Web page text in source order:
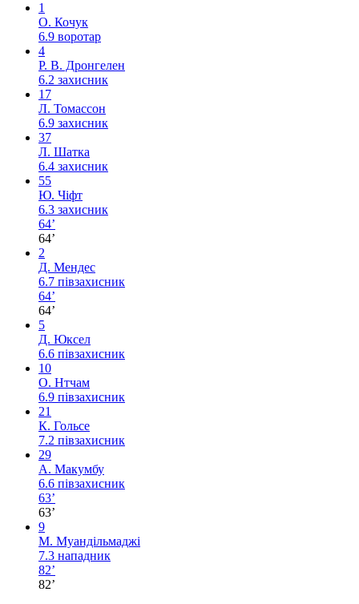
1
О. Кочук
6.9 воротар
4
Р. В. Дронгелен
6.2 захисник
17
Л. Томассон
6.9 захисник
37
Л. Шатка
6.4 захисник
55
Ю. Чіфт
6.3 захисник
64’
64’
2
Д. Мендес
6.7 півзахисник
64’
64’
5
Д. Юксел
6.6 півзахисник
10
О. Нтчам
6.9 півзахисник
21
К. Гольсе
7.2 півзахисник
29
А. Макумбу
6.6 півзахисник
63’
63’
9
М. Муандільмаджі
7.3 нападник
82’
82’